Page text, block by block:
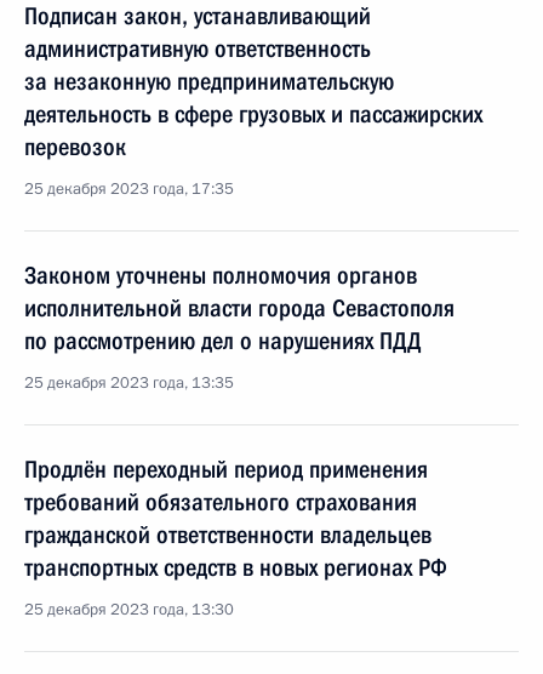
Подписан закон, устанавливающий
административную ответственность
за незаконную предпринимательскую
деятельность в сфере грузовых и пассажирских
перевозок
25 декабря 2023 года, 17:35
Законом уточнены полномочия органов
исполнительной власти города Севастополя
по рассмотрению дел о нарушениях ПДД
25 декабря 2023 года, 13:35
Продлён переходный период применения
требований обязательного страхования
гражданской ответственности владельцев
транспортных средств в новых регионах РФ
25 декабря 2023 года, 13:30